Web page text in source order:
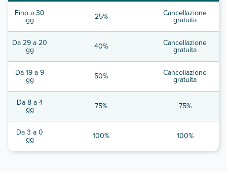
Fino a 30
gg 25% Cancellazione
gratuita
Da 29 a 20
gg 40% Cancellazione
gratuita
Da 19 a 9
gg 50% Cancellazione
gratuita
Da 8 a 4
gg 75% 75%
Da 3 a 0
gg 100% 100%